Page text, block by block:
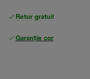
Retur gratuit
Garanție completă